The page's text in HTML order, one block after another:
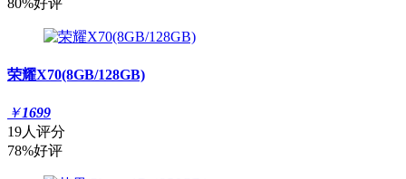
荣耀X70(8GB/128GB)
￥1699
19人评分
78%好评